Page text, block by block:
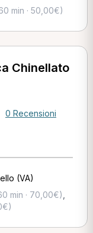
min · 50,00€)
Chinellato
0 Recensioni
(VA)
min · 70,00€)